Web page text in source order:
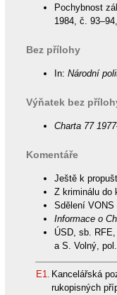
Pochybnost
1984, č.
Bez přílohy
In: Národní
Výňatek bez
Charta 77
Komentáře
Ještě k
Z kriminálu do
Sdělení VONS
Informace o
ÚSD, sb.
a S. Volný,
E1. Kancelářská
rukopisných